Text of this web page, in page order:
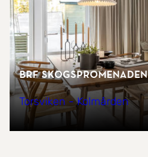
Brf Skogspromenaden
Torsviken - Kolmården